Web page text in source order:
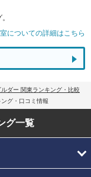
についての詳細はこちら
ダー 関東ランキング・比較
グ・口コミ情報
グ一覧